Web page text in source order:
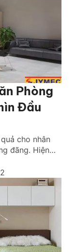
Phòng
Đầu
cho nhân
đãng. Hiện
lựa chọn
của mình. Vậy